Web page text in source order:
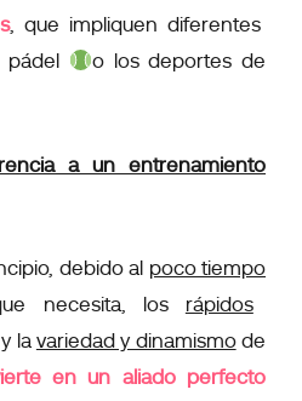
, que impliquen diferentes
pádel
o los deportes de
a un entrenamiento
debido al poco tiempo
necesita, los rápidos
la variedad y dinamismode
en un aliado perfecto